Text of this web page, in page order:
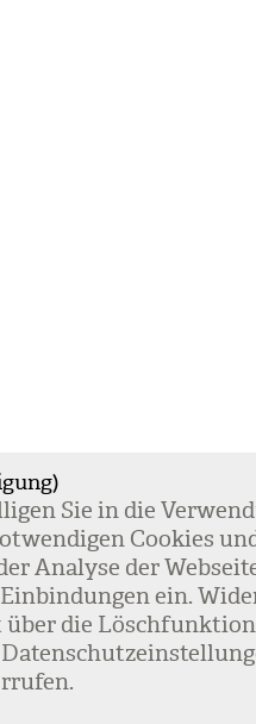
Sie in die
Coo­kies
Ana­lyse der
ein.
die